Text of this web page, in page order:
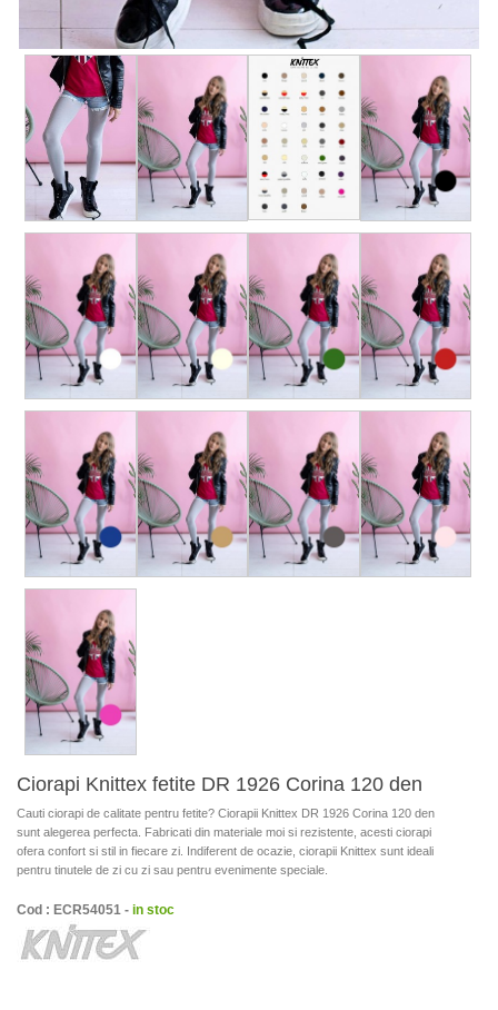
Ciorapi Knittex fetite DR 1926 Corina 120 den
Cauti ciorapi de calitate pentru fetite? Ciorapii Knittex DR 1926 Corina 120 den
sunt alegerea perfecta. Fabricati din materiale moi si rezistente, acesti ciorapi
ofera confort si stil in fiecare zi. Indiferent de ocazie, ciorapii Knittex sunt ideali
pentru tinutele de zi cu zi sau pentru evenimente speciale.
Cod : ECR54051 - in stoc